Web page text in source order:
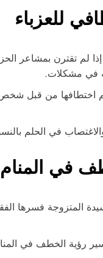
للعزباء
إذا لم تقترن
في مشكلات.
يتم اختطافها من
في الحلم
في
المتزوجة فسرها
رؤية الخطف في